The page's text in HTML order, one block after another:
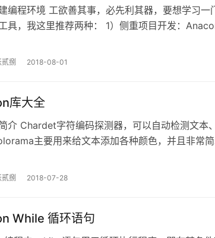
编程环境 工欲善其事，必先利其器，要想学习一
具，我这里推荐两种： 1）侧重项目开发：
捌 2018-08-01
库大全
介 Chardet字符编码探测器，可以自动检测文本
主要用来给文本添加各种颜色，并且非常简
捌 2018-07-28
While 循环语句